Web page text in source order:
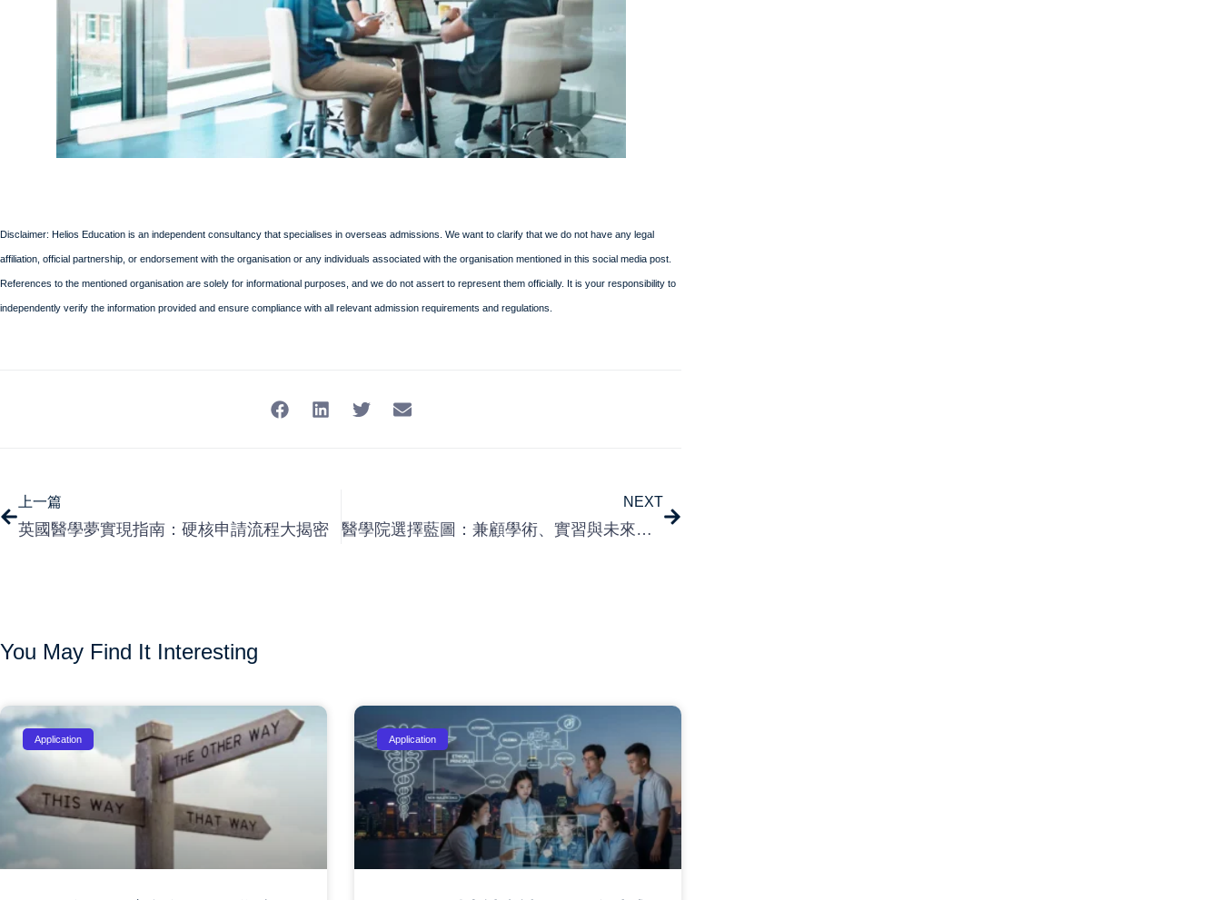
Disclaimer: Helios Education is an independent consultancy that specialises in overseas admissions. We want to clarify that we do not have any legal
affiliation, official partnership, or endorsement with the organisation or any individuals associated with the organisation mentioned in this social media post.
References to the mentioned organisation are solely for informational purposes, and we do not assert to represent them officially. It is your responsibility to
independently verify the information provided and ensure compliance with all relevant admission requirements and regulations.
上一篇
英國醫學夢實現指南：硬核申請流程大揭密
NEXT
醫學院選擇藍圖：兼顧學術、實習與未來發展
You May Find It Interesting
Application Application